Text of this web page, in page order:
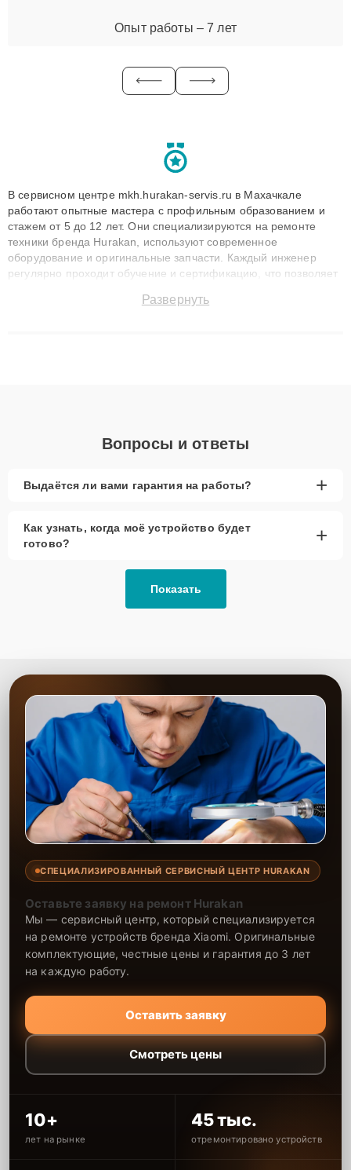
Опыт работы – 7 лет
В сервисном центре mkh.hurakan-servis.ru в Махачкале
работают опытные мастера с профильным образованием и
стажем от 5 до 12 лет. Они специализируются на ремонте
техники бренда Hurakan, используют современное
оборудование и оригинальные запчасти. Каждый инженер
регулярно проходит обучение и сертификацию, что позволяет
технику с сохранением гарантии до 3 лет. Наши мастера
Развернуть
Вопросы и ответы
Выдаётся ли вами гарантия на работы? +
Как узнать, когда моё устройство будет
готово?
+
Показать
СПЕЦИАЛИЗИРОВАННЫЙ СЕРВИСНЫЙ ЦЕНТР HURAKAN
Оставьте заявку на ремонт Hurakan
Мы — сервисный центр, который специализируется
на ремонте устройств бренда Xiaomi. Оригинальные
комплектующие, честные цены и гарантия до 3 лет
на каждую работу.
Оставить заявку
Смотреть цены
10+
лет на рынке
45 тыс.
отремонтировано устройств